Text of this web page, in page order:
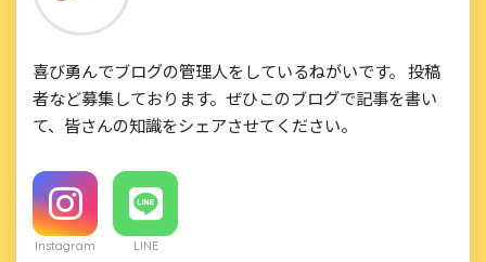
喜び勇んでブログの管理人をしているねがいです。 投稿
者など募集しております。ぜひこのブログで記事を書い
て、皆さんの知識をシェアさせてください。
Instagram LINE